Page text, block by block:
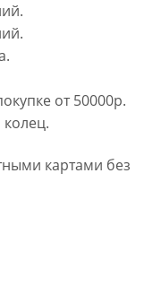
от 50000р.
картами без